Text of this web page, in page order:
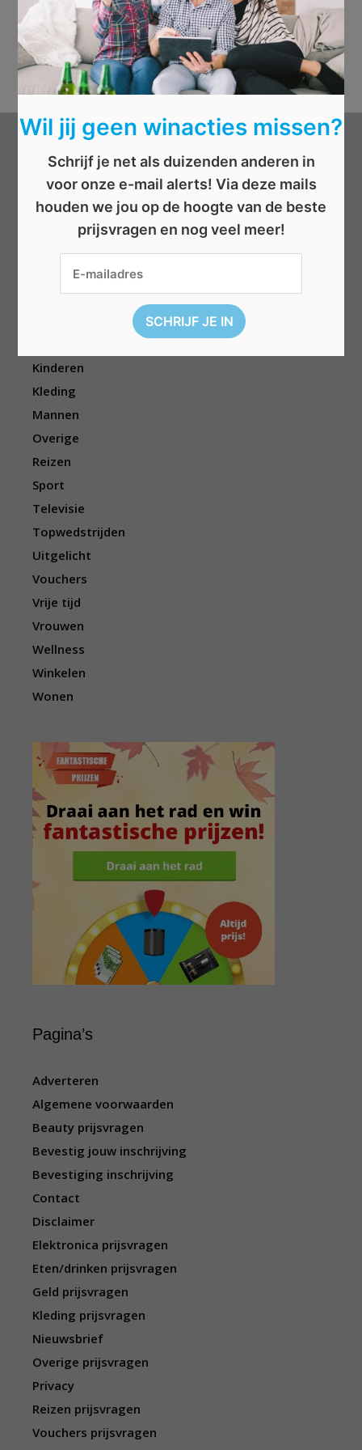
Categorieën
Beauty
Cadeau
Elektronica
Kinderen
Kleding
Mannen
Overige
Reizen
Sport
Televisie
Topwedstrijden
Uitgelicht
Vouchers
Vrije tijd
Vrouwen
Wellness
Winkelen
Wonen
Pagina’s
Adverteren
Algemene voorwaarden
Beauty prijsvragen
Bevestig jouw inschrijving
Bevestiging inschrijving
Contact
Disclaimer
Elektronica prijsvragen
Eten/drinken prijsvragen
Geld prijsvragen
Kleding prijsvragen
Nieuwsbrief
Overige prijsvragen
Privacy
Reizen prijsvragen
Vouchers prijsvragen
Wil jij geen winacties missen?
Schrijf je net als duizenden anderen in
voor onze e-mail alerts! Via deze mails
houden we jou op de hoogte van de beste
prijsvragen en nog veel meer!